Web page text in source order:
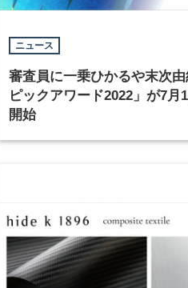
ニュース
審査員に一乗ひかるや末次
ピックアワード2022」が7月
開始